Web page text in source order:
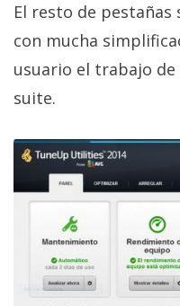
móviles,
ordenadores,
apps,
informática,
comparativas,
El Grupo
Informático
(CC) 2006-
Algunos
derechos
reservados
El resto de
con mucha
usuario el trabajo
suite.